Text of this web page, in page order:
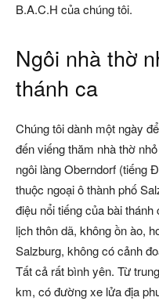
B.A.C.H của chúng tôi.
Ngôi nhà thờ
thánh ca
Chúng tôi dành một ngày
đến viếng thăm nhà thờ
ngôi làng Oberndorf (tiếng
thuộc ngoại ô thành phố
điệu nổi tiếng của bài
lịch thôn dã, không ồn ào,
Salzburg, không có cảnh
Tất cả rất bình yên. Từ
km, có đường xe lửa địa